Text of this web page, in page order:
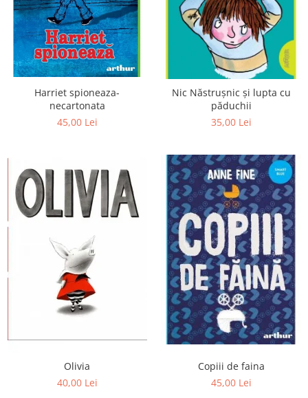
Povești
Reviste
Știință si natură
Vârstă
0-2 ani
5-7 ani
7-10 ani
Adulți
toate vârstele
Editura Univers
Editura Aramis
Editura Arthur
Editura Cartea Copiilor
Editura Cartemma
Editura Casa
Harriet spioneaza-
necartonata
45,00 Lei
Nic Năstrușnic și lupta cu
păduchii
35,00 Lei
Olivia
40,00 Lei
Copiii de faina
45,00 Lei